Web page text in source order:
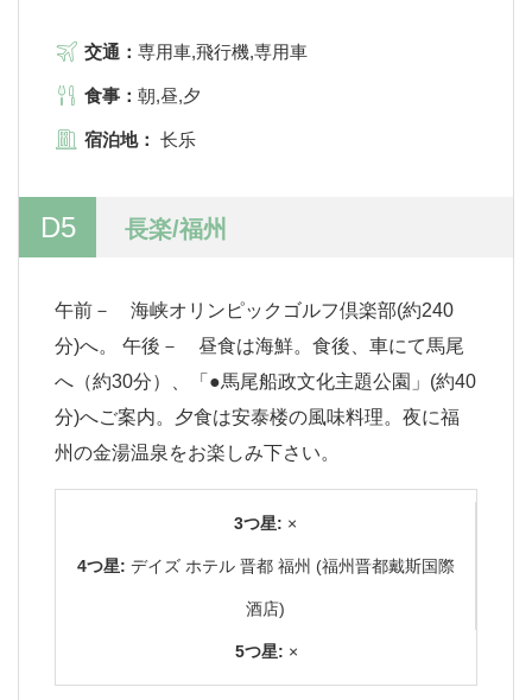
交通： 専用車,飛行機,専用車
食事： 朝,昼,夕
宿泊地： 长乐
D5 長楽/福州
午前－ 海峡オリンピックゴルフ倶楽部(約240
分)へ。 午後－ 昼食は海鮮。食後、車にて馬尾
へ（約30分）、「●馬尾船政文化主題公園」(約40
分)へご案内。夕食は安泰楼の風味料理。夜に福
州の金湯温泉をお楽しみ下さい。
3つ星: ×
4つ星: デイズ ホテル 晋都 福州 (福州晋都戴斯国際
酒店)
5つ星: ×